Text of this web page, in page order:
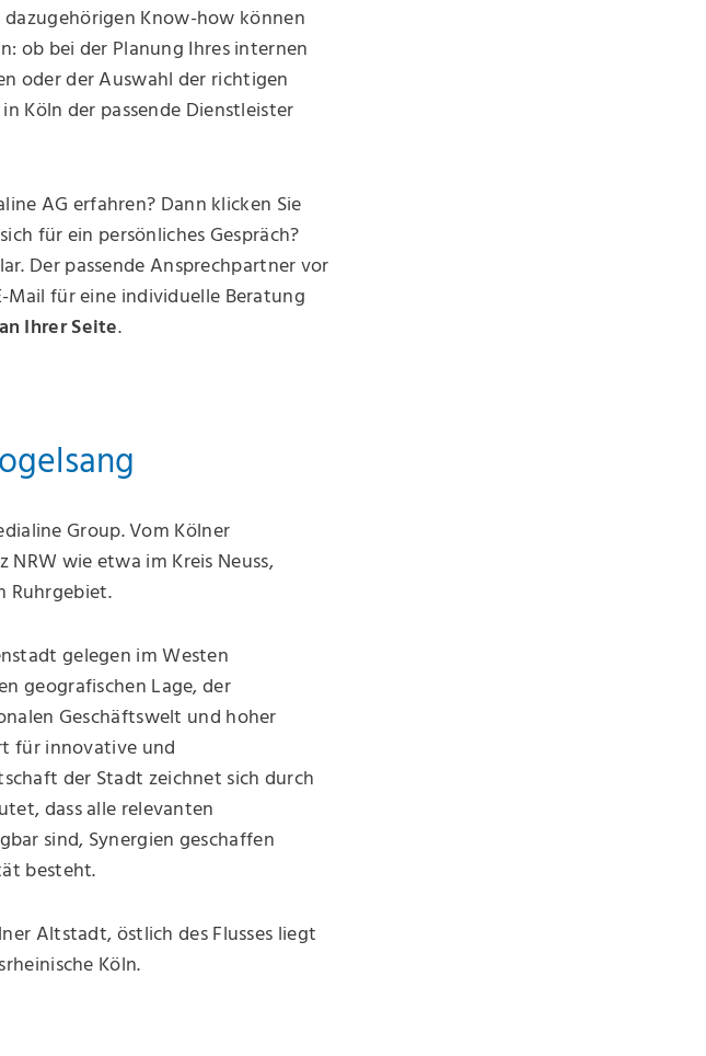
Know-how können
ob bei der Planung Ihres internen
oder der Auswahl der richtigen
Köln der passende Dienstleister
AG erfahren? Dann klicken Sie
für ein persönliches Gespräch?
Der passende Ansprechpartner vor
Mail für eine individuelle Beratung
Ihrer Seite.
Group. Vom Kölner
wie etwa im Kreis Neuss,
Ruhrgebiet.
gelegen im Westen
geografischen Lage, der
Geschäftswelt und hoher
für innovative und
der Stadt zeichnet sich durch
dass alle relevanten
sind, Synergien geschaffen
besteht.
Altstadt, östlich des Flusses liegt
Köln.